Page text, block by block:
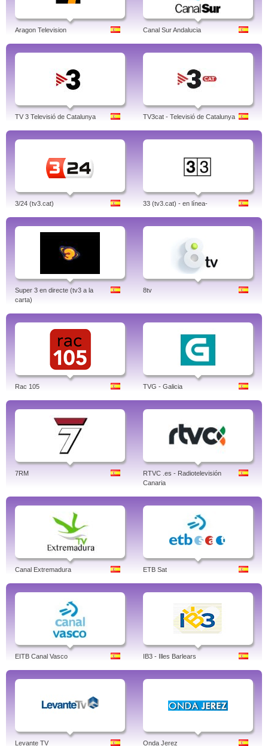
Aragon Television Canal Sur Andalucia
TV 3 Televisió de Catalunya TV3cat - Televisió de Catalunya
3/24 (tv3.cat) 33 (tv3.cat) - en línea-
Super 3 en directe (tv3 a la
carta)
8tv
Rac 105 TVG - Galicia
7RM
RTVC .es - Radiotelevisión
Canaria
Canal Extremadura ETB Sat
EITB Canal Vasco IB3 - Illes Barlears
Levante TV Onda Jerez